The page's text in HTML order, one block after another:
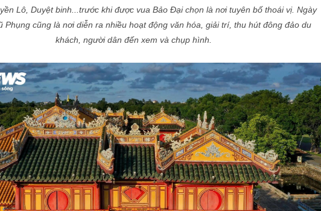
Lô, Duyệt binh...trước khi được vua Bảo Đại chọn là nơi tuyên bố thoái vị. Ngày
Phụng cũng là nơi diễn ra nhiều hoạt động văn hóa, giải trí, thu hút đông đảo du
khách, người dân đến xem và chụp hình.